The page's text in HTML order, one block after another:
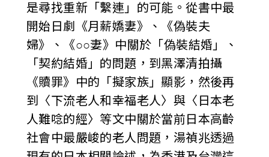
是尋找重新「繫連」的可能。從書中最
開始日劇《月薪嬌妻》、《偽裝夫
婦》、《○○妻》中關於「偽裝結婚」、
「契約結婚」的問題，到黑澤清拍攝
《贖罪》中的「擬家族」顯影，然後再
到〈下流老人和幸福老人〉與〈日本老
人難唸的經〉等文中關於當前日本高齡
社會中最嚴峻的老人問題，湯禎兆透過